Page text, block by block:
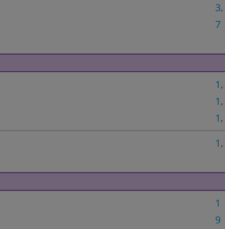
3,
7
1 ,
1 ,
1 ,
1 ,
1
9